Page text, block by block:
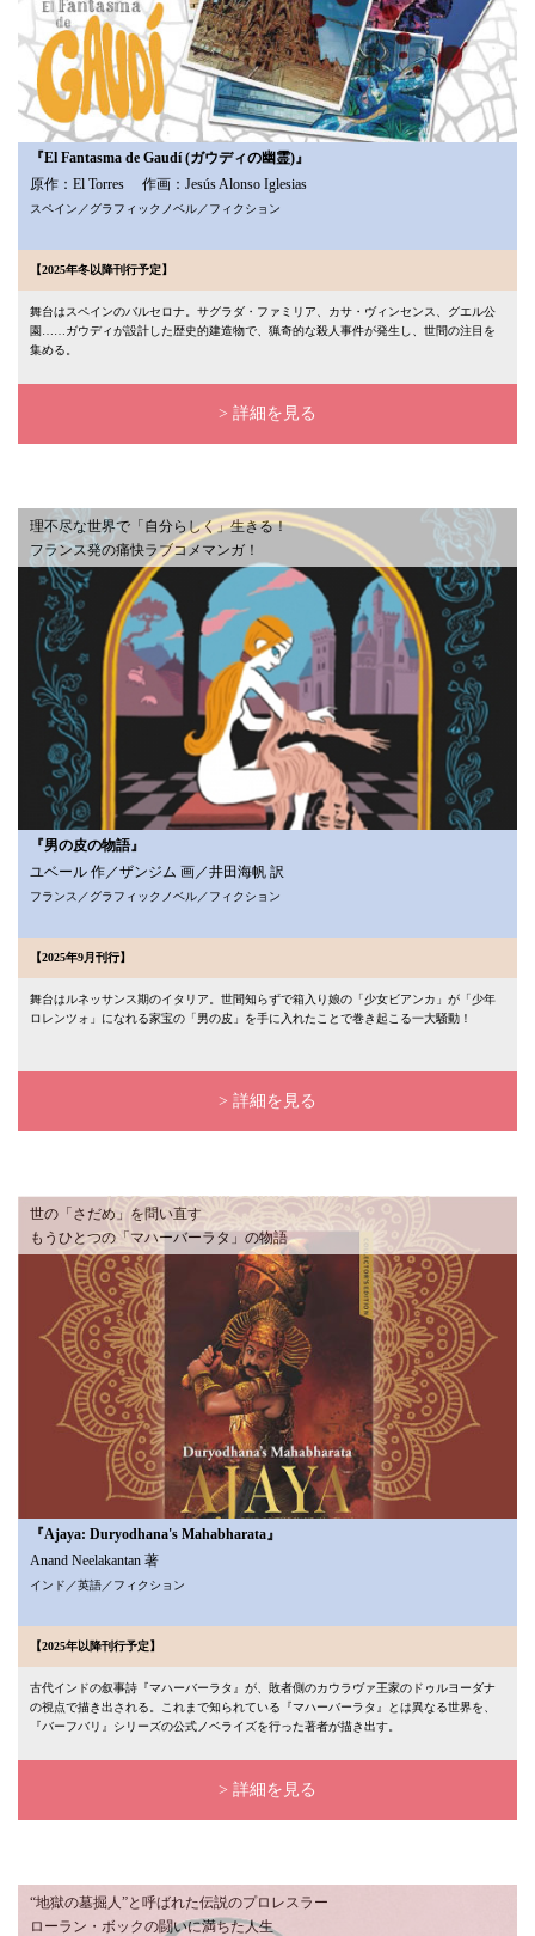
『El Fantasma de Gaudí (ガウディの幽霊)』
原作：El Torres 作画：Jesús Alonso Iglesias
スペイン／グラフィックノベル／フィクション
【2025年冬以降刊行予定】
舞台はスペインのバルセロナ。サグラダ・ファミリア、カサ・ヴィンセンス、グエル公
園……ガウディが設計した歴史的建造物で、猟奇的な殺人事件が発生し、世間の注目を
集める。
> 詳細を見る
理不尽な世界で「自分らしく」生きる！
フランス発の痛快ラブコメマンガ！
『男の皮の物語』
ユベール 作／ザンジム 画／井田海帆 訳
フランス／グラフィックノベル／フィクション
【2025年9月刊行】
舞台はルネッサンス期のイタリア。世間知らずで箱入り娘の「少女ビアンカ」が「少年
ロレンツォ」になれる家宝の「男の皮」を手に入れたことで巻き起こる一大騒動！
> 詳細を見る
世の「さだめ」を問い直す
もうひとつの「マハーバーラタ」の物語
『Ajaya: Duryodhana's Mahabharata』
Anand Neelakantan 著
インド／英語／フィクション
【2025年以降刊行予定】
古代インドの叙事詩『マハーバーラタ』が、敗者側のカウラヴァ王家のドゥルヨーダナ
の視点で描き出される。これまで知られている『マハーバーラタ』とは異なる世界を、
『バーフバリ』シリーズの公式ノベライズを行った著者が描き出す。
> 詳細を見る
“地獄の墓掘人”と呼ばれた伝説のプロレスラー
ローラン・ボックの闘いに満ちた人生